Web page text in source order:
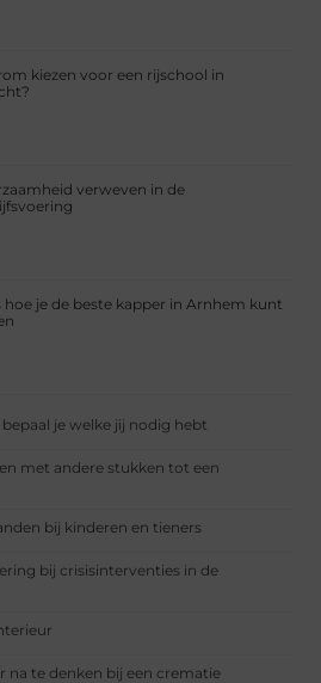
kiezen voor een rijschool in
verweven in de
hoe je de beste kapper in Arnhem kunt
je welke jij nodig hebt
met andere stukken tot een
bij kinderen en tieners
bij crisisinterventies in de
na te denken bij een crematie